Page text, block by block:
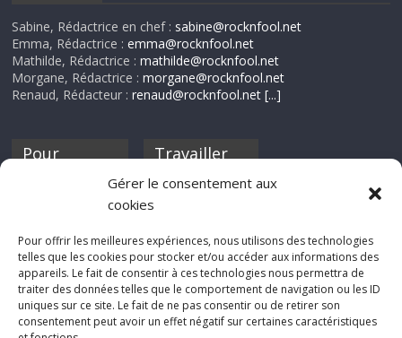
Gérer le consentement aux
cookies
Pour offrir les meilleures expériences, nous utilisons des technologies
telles que les cookies pour stocker et/ou accéder aux informations des
appareils. Le fait de consentir à ces technologies nous permettra de
traiter des données telles que le comportement de navigation ou les ID
uniques sur ce site. Le fait de ne pas consentir ou de retirer son
consentement peut avoir un effet négatif sur certaines caractéristiques
Sabine, Rédactrice en chef : sabine@rocknfool.net
Emma, Rédactrice :emma@rocknfool.net
Mathilde, Rédactrice :mathilde@rocknfool.net
Morgane, Rédactrice :morgane@rocknfool.net
Renaud, Rédacteur :renaud@rocknfool.net [...]
Pour
discothèque
Travailler
Si tu souhaites
Rocknfool, n'hésite
pas à nous envoyer
tes chroniques de
concerts, de films,
séries ou des billets
d'humeur :